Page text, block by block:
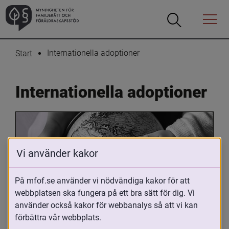
Öppna
Öppna
Menyn
Start Internationella adoptioner
Internationella adoptioner
Oavsett om du är adopterad,
adoptivförälder eller arbetar med
Vi använder kakor
På mfof.se använder vi nödvändiga kakor för att
webbplatsen ska fungera på ett bra sätt för dig. Vi
använder också kakor för webbanalys så att vi kan
förbättra vår webbplats.